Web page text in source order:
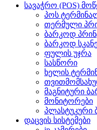
სავაჭრო (POS)
პოს
თერმული
ბარკოდ
ბარკოდ
ფულის უჯრა
სასწორი
ხელის
მაგნიტური
მონიტორები
პლასტუკური
დაცვის სისტემები